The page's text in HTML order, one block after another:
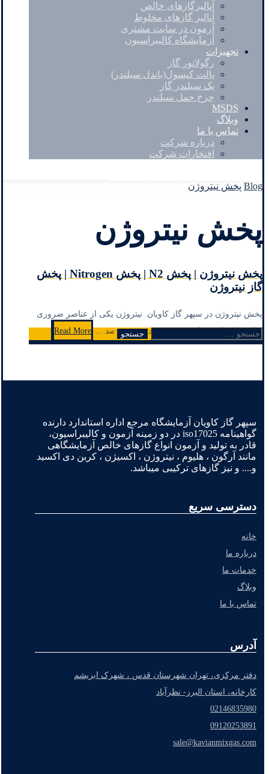
آنالیزگازهای خالص
آنالیز گازهای مخلوط
آزمون در سایت مشتری
آزمایشگاه کالیبراسیون
تجهیزات
رگولاتور گاز
پالت کپسول(باندل سیلندر)
پک سیلندر گاز
چرخ حمل سیلندر
MSDS
وبلاگ
تماس با ما
درباره شرکت
افتخارات شرکت
Blog پخش نیتروژن
پخش نیتروژن
پخش نیتروژن | پخش N2 | پخش Nitrogen | پخش
گاز نیتروژن
پخش نیتروژن در سپهر گاز کاویان. نیتروژن یکی از عناصر ضروری
برای حیات است. این عنصر در حدود 78 درصد ...
Read More
جستجو
برای:
سپهر گاز کاویان آزمایشگاه مرجع اداره استاندارد دارنده
گواهینامه iso17025 در دو زمینه آزمون و کالیبراسیون،
قادر به تولید و آزمون انواع گازهای خالص آزمایشگاهی
مانند آرگون ، هلیوم ، نیتروژن ، اکسیژن ، کربن دی اکسید
و.... و نیز گازهای ترکیبی میباشد.
دسترسی سریع
خانه
درباره ما
خدمات ما
وبلاگ
تماس با ما
آدرس
دفتر مرکزی، تهران شهرستان قدس ، شهرک ابریشم
کارخانه، استان البرز- نظرآباد
02146835980
09120253891
sale@kavianmixgas.com